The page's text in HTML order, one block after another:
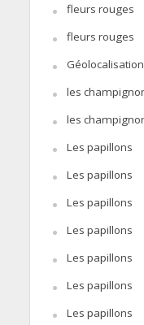
fleurs rouges
fleurs rouges
les
les
Les papillons
Les papillons
Les papillons
Les papillons
Les papillons
Les papillons
Les papillons